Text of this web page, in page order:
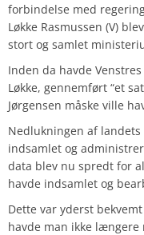
forbindelse med
Løkke Rasmussen (V)
stort og samlet
Inden da havde Venstres
Løkke, gennemført “et
Jørgensen måske ville
Nedlukningen af
indsamlet og
data blev nu spredt for
havde indsamlet og
Dette var yderst
havde man ikke længere